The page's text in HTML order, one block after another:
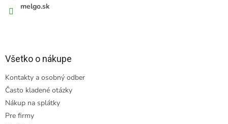
melgo.sk
Všetko o nákupe
Kontakty a osobný odber
Často kladené otázky
Nákup na splátky
Pre firmy